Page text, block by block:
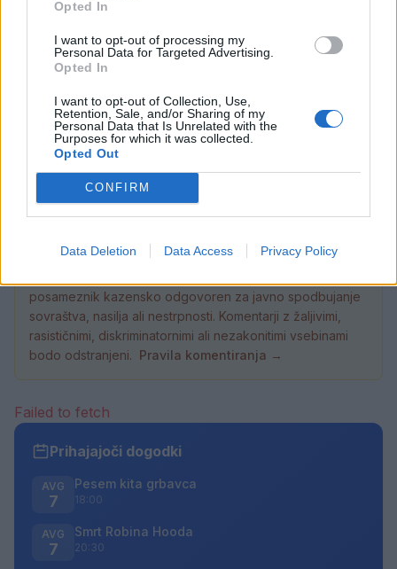
Opted In
I want to opt-out of processing my
Personal Data for Targeted Advertising.
Opted In
I want to opt-out of Collection, Use,
Retention, Sale, and/or Sharing of my
Personal Data that Is Unrelated with the
Purposes for which it was collected.
Opted Out
CONFIRM
Data Deletion Data Access Privacy Policy
otroke na predstavo "Fuj, gosenica!"
7. avgust 2026
Danes bo na travniku pri domu Kulture
nastopila skupina Ringlšpil
posameznik kazensko odgovoren za javno spodbujanje
sovraštva, nasilja ali nestrpnosti. Komentarji z žaljivimi,
rasističnimi, diskriminatornimi ali nezakonitimi vsebinami
bodo odstranjeni. Pravila komentiranja →
Failed to fetch
Prihajajoči dogodki
AVG
7
Pesem kita grbavca
18:00
AVG
7
Smrt Robina Hooda
20:30